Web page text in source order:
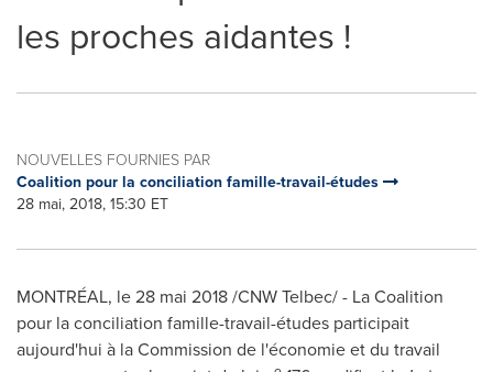
les proches aidantes !
NOUVELLES FOURNIES PAR
Coalition pour la conciliation famille-travail-études
28 mai, 2018, 15:30 ET
MONTRÉAL, le 28 mai 2018 /CNW Telbec/ - La Coalition
pour la conciliation famille-travail-études participait
aujourd'hui à la Commission de l'économie et du travail